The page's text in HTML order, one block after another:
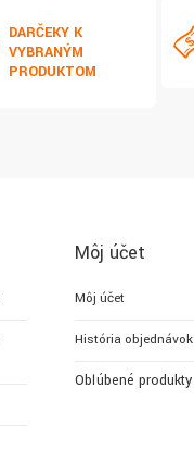
DARČEKY K
VYBRANÝM
PRODUKTOM
Môj účet
Môj účet
História objednávok
Obľúbené produkty